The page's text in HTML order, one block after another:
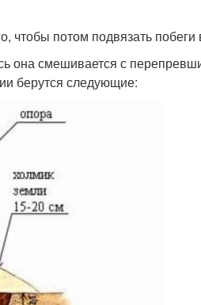
чтобы потом подвязать побеги
она смешивается с
берутся следующие: